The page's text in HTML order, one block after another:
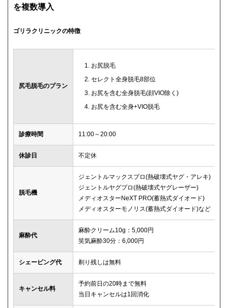
を複数導入
ゴリラクリニックの特徴
尻毛脱毛のプラン
お尻脱毛
セレクト全身脱毛8部位
お尻を含む全身脱毛(顔VIO除く)
お尻を含む全身+VIO脱毛
診療時間 11:00～20:00
休診日 不定休
脱毛機
ジェントルマックスプロ(熱破壊式ヤグ・アレキ)
ジェントルヤグプロ(熱破壊式ヤグレーザー)
メディオスターNeXT PRO(蓄熱式ダイオード)
メディオスターモノリス(蓄熱式ダイオード)など
麻酔代
麻酔クリーム10g：5,000円
笑気麻酔30分：6,000円
シェービング代 剃り残しは無料
キャンセル料
予約前日の20時まで無料
当日キャンセルは1回消化